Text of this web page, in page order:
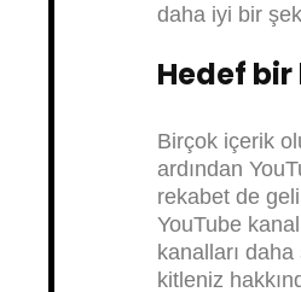
daha iyi bir
Hedef
Birçok içerik
ardından
rekabet de
YouTube
kanalları
kitleniz